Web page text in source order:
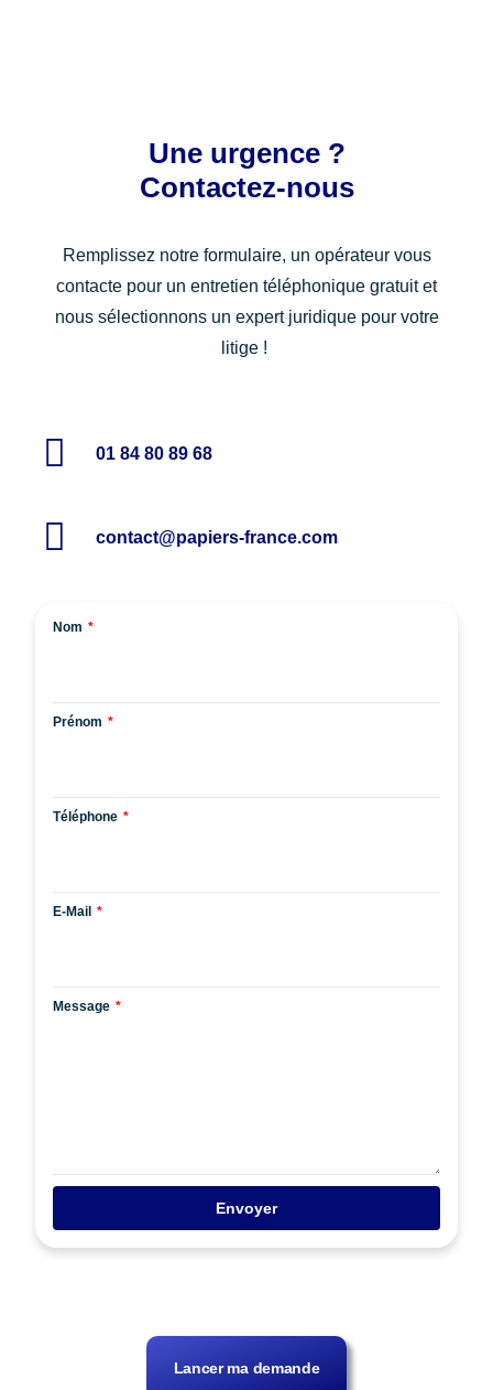
Une urgence ?
Contactez-nous
Remplissez notre formulaire, un opérateur vous
contacte pour un entretien téléphonique gratuit et
nous sélectionnons un expert juridique pour votre
litige !
01 84 80 89 68
contact@papiers-france.com
Nom
Prénom
Téléphone
E-Mail
Message
Envoyer
Lancer ma demande